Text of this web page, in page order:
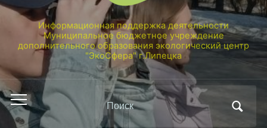
Информационная поддержка деятельности
Муниципальное бюджетное учреждение
дополнительного образования экологический центр
"ЭкоСфера" г.Липецка
Переключить
мобильное
Поиск
по: